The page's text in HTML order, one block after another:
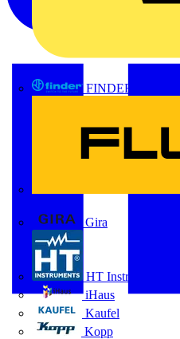
FINDER
Gira
HT Instruments
iHaus
Kaufel
Kopp